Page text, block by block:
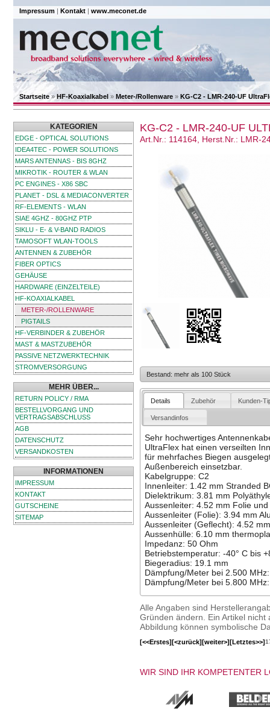
Impressum | Kontakt | www.meconet.de
Startseite»HF-Koaxialkabel » Meter-/Rollenware » KG-C2 - LMR-240-UF
KATEGORIEN
EDGE - OPTICAL SOLUTIONS
IDEA4TEC - POWER SOLUTIONS
MARS ANTENNAS - BIS 8GHZ
MIKROTIK - ROUTER & WLAN
PC ENGINES - X86 SBC
PLANET - DSL & MEDIACONVERTER
RF-ELEMENTS - WLAN
SIAE 4GHZ - 80GHZ PTP
SIKLU - E- & V-BAND RADIOS
TAMOSOFT WLAN-TOOLS
ANTENNEN & ZUBEHÖR
FIBER OPTICS
GEHÄUSE
HARDWARE (EINZELTEILE)
HF-KOAXIALKABEL
METER-/ROLLENWARE
PIGTAILS
HF-VERBINDER & ZUBEHÖR
MAST & MASTZUBEHÖR
PASSIVE NETZWERKTECHNIK
STROMVERSORGUNG
MEHR ÜBER...
RETURN POLICY / RMA
BESTELLVORGANG UND
VERTRAGSABSCHLUSS
AGB
DATENSCHUTZ
VERSANDKOSTEN
INFORMATIONEN
IMPRESSUM
KONTAKT
GUTSCHEINE
SITEMAP
KG-C2 - LMR-240-UF
Art.Nr.: 114164, Herst.Nr.: LMR-
Bestand: mehr als 100 Stück
Details Zubehör Kunden-
Versandinfos
Sehr hochwertiges
UltraFlex hat einen verseilten
für mehrfaches Biegen
Außenbereich einsetzbar.
Kabelgruppe: C2
Innenleiter: 1.42 mm Stranded
Dielektrikum: 3.81 mm
Aussenleiter: 4.52 mm Folie
Aussenleiter (Folie): 3.94 mm
Aussenleiter (Geflecht): 4.52
Aussenhülle: 6.10 mm
Impedanz: 50 Ohm
Betriebstemperatur: -40° C bis
Biegeradius: 19.1 mm
Dämpfung/Meter bei 2.500
Dämpfung/Meter bei 5.800
Alle Angaben sind
Gründen ändern. Ein Artikel
Abbildung können symbolische
[<<Erstes][<zurück][weiter>][Letztes>>]
WIR SIND IHR KOMPETENTER